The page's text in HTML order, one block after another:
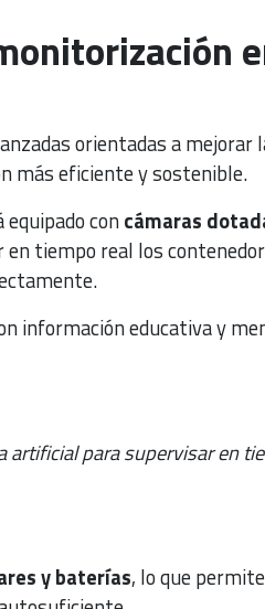
orientadas a mejorar
más eficiente y sostenible.
concámaras
tiempo real los
información educativa y
artificial para supervisar en
y baterías, lo que